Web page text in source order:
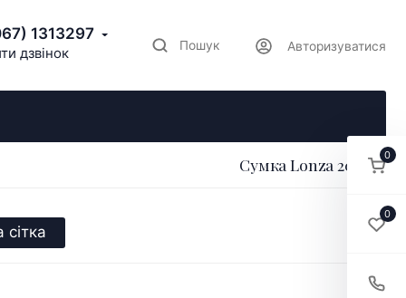
1313297
дзвінок Пошук Авторизуватися
Сумка Lonza 206302
сітка
0
0